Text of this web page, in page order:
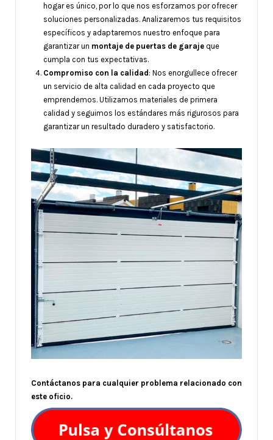
hogar es único, por lo que nos esforzamos por ofrecer
soluciones personalizadas. Analizaremos tus requisitos
específicos y adaptaremos nuestro enfoque para
garantizar un montaje de puertas de garaje que
cumpla con tus expectativas.
Compromiso con la calidad: Nos enorgullece ofrecer
un servicio de alta calidad en cada proyecto que
emprendemos. Utilizamos materiales de primera
calidad y seguimos los estándares más rigurosos para
garantizar un resultado duradero y satisfactorio.
Contáctanos para cualquier problema relacionado con
este oficio.